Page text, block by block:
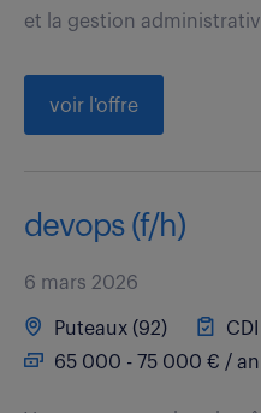
et la gestion
voir l'offre
devops (f/h)
6 mars 2026
Puteaux (92)
CDI
65 000 - 75 000 € / an